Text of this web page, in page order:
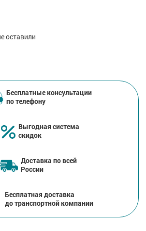
оставили
Бесплатные консультации
по телефону
Выгодная система
скидок
Доставка по всей
России
Бесплатная доставка
до транспортной компании